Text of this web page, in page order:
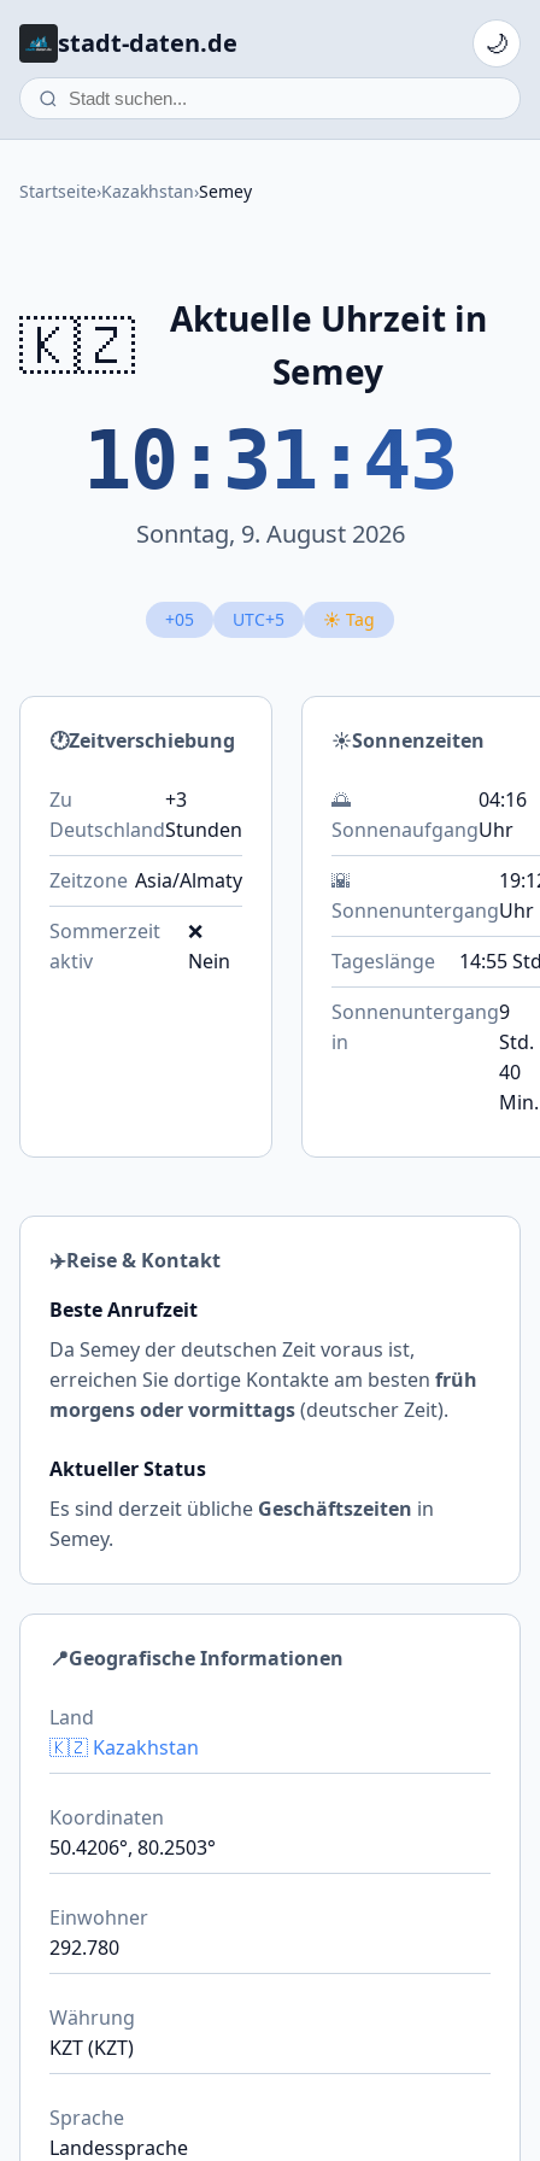
stadt-daten.de 🌙
Startseite›Kazakhstan›Semey
🇰🇿
Aktuelle Uhrzeit in
Semey
10:31:43
Sonntag, 9. August 2026
+05 UTC+5 ☀️ Tag
🕐Zeitverschiebung
Zu
Deutschland
+3
Stunden
Zeitzone Asia/Almaty
Sommerzeit
aktiv
❌
Nein
☀️Sonnenzeiten
🌅
Sonnenaufgang
04:16
Uhr
🌇
SonnenuntergangUhr
Tageslänge
14:55
Sonnenuntergang
in
9
Std.
40
Min.
✈️Reise & Kontakt
Beste Anrufzeit
Da Semey der deutschen Zeit voraus ist,
erreichen Sie dortige Kontakte am besten früh
morgens oder vormittags(deutscher Zeit).
Aktueller Status
Es sind derzeit übliche Geschäftszeiten in
Semey.
📍Geografische Informationen
Land
🇰🇿 Kazakhstan
Koordinaten
50.4206°, 80.2503°
Einwohner
292.780
Währung
KZT (KZT)
Sprache
Landessprache